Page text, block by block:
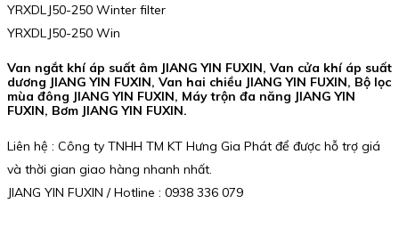
YRXDLJ50-250 Winter filter
YRXDLJ50-250 Win
Van ngắt khí áp suất âm JIANG YIN FUXIN, Van cửa khí áp suất
dương JIANG YIN FUXIN, Van hai chiều JIANG YIN FUXIN, Bộ lọc
mùa đông JIANG YIN FUXIN, Máy trộn đa năng JIANG YIN
FUXIN, Bơm JIANG YIN FUXIN.
Liên hệ : Công ty TNHH TM KT Hưng Gia Phát để được hỗ trợ giá
và thời gian giao hàng nhanh nhất.
JIANG YIN FUXIN / Hotline : 0938 336 079